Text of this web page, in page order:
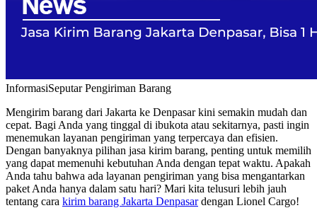
InformasiSeputar Pengiriman Barang
Mengirim barang dari Jakarta ke Denpasar kini semakin mudah dan
cepat. Bagi Anda yang tinggal di ibukota atau sekitarnya, pasti ingin
menemukan layanan pengiriman yang terpercaya dan efisien.
Dengan banyaknya pilihan jasa kirim barang, penting untuk memilih
yang dapat memenuhi kebutuhan Anda dengan tepat waktu. Apakah
Anda tahu bahwa ada layanan pengiriman yang bisa mengantarkan
paket Anda hanya dalam satu hari? Mari kita telusuri lebih jauh
tentang cara kirim barang Jakarta Denpasardengan Lionel Cargo!